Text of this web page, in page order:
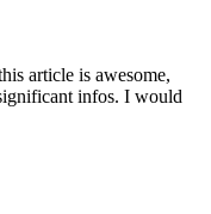
article is awesome,
infos. I would